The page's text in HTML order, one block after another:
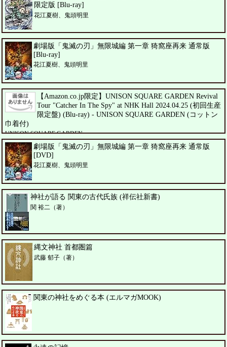
限定版 [Blu-ray]
花江夏樹、鬼頭明里
劇場版「鬼滅の刃」無限城編 第一章 猗窩座再来 通常版
[Blu-ray]
花江夏樹、鬼頭明里
【Amazon.co.jp限定】UNISON SQUARE GARDEN Revival
Tour "Catcher In The Spy" at NHK Hall 2024.04.25 (初回生産
限定盤) (Blu-ray) - UNISON SQUARE GARDEN (コットン
巾着付)
UNISON SQUARE GARDEN
劇場版「鬼滅の刃」無限城編 第一章 猗窩座再来 通常版
[DVD]
花江夏樹、鬼頭明里
神社が語る 関東の古代氏族 (祥伝社新書)
関 裕二（著）
縄文神社 首都圏篇
武藤 郁子（著）
関東の神社をめぐる本 (エルマガMOOK)